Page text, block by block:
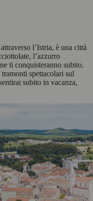
l’Istria, è una città
l’azzurro
ti conquisteranno subito.
spettacolari sul
subito in vacanza,